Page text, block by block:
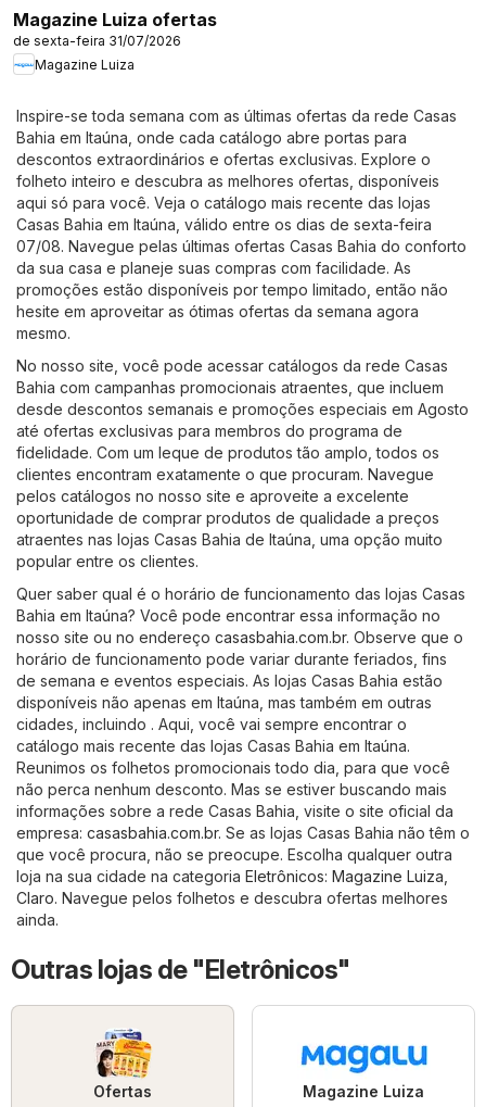
Magazine Luiza ofertas
de sexta-feira 31/07/2026
Magazine Luiza
Inspire-se toda semana com as últimas ofertas da rede Casas
Bahia em Itaúna, onde cada catálogo abre portas para
descontos extraordinários e ofertas exclusivas. Explore o
folheto inteiro e descubra as melhores ofertas, disponíveis
aqui só para você. Veja o catálogo mais recente das lojas
Casas Bahia em Itaúna, válido entre os dias de sexta-feira
07/08. Navegue pelas últimas ofertas Casas Bahia do conforto
da sua casa e planeje suas compras com facilidade. As
promoções estão disponíveis por tempo limitado, então não
hesite em aproveitar as ótimas ofertas da semana agora
mesmo.
No nosso site, você pode acessar catálogos da rede Casas
Bahia com campanhas promocionais atraentes, que incluem
desde descontos semanais e promoções especiais em Agosto
até ofertas exclusivas para membros do programa de
fidelidade. Com um leque de produtos tão amplo, todos os
clientes encontram exatamente o que procuram. Navegue
pelos catálogos no nosso site e aproveite a excelente
oportunidade de comprar produtos de qualidade a preços
atraentes nas lojas Casas Bahia de Itaúna, uma opção muito
popular entre os clientes.
Quer saber qual é o horário de funcionamento das lojas Casas
Bahia em Itaúna? Você pode encontrar essa informação no
nosso site ou no endereço casasbahia.com.br. Observe que o
horário de funcionamento pode variar durante feriados, fins
de semana e eventos especiais. As lojas Casas Bahia estão
disponíveis não apenas em Itaúna, mas também em outras
cidades, incluindo . Aqui, você vai sempre encontrar o
catálogo mais recente das lojas Casas Bahia em Itaúna.
Reunimos os folhetos promocionais todo dia, para que você
não perca nenhum desconto. Mas se estiver buscando mais
informações sobre a rede Casas Bahia, visite o site oficial da
empresa: casasbahia.com.br. Se as lojas Casas Bahia não têm o
que você procura, não se preocupe. Escolha qualquer outra
loja na sua cidade na categoria Eletrônicos: Magazine Luiza,
Claro. Navegue pelos folhetos e descubra ofertas melhores
ainda.
Outras lojas de "Eletrônicos"
Ofertas Magazine Luiza